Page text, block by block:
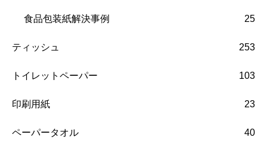
食品包装紙解決事例 25
ティッシュ 253
トイレットペーパー 103
印刷用紙 23
ペーパータオル 40